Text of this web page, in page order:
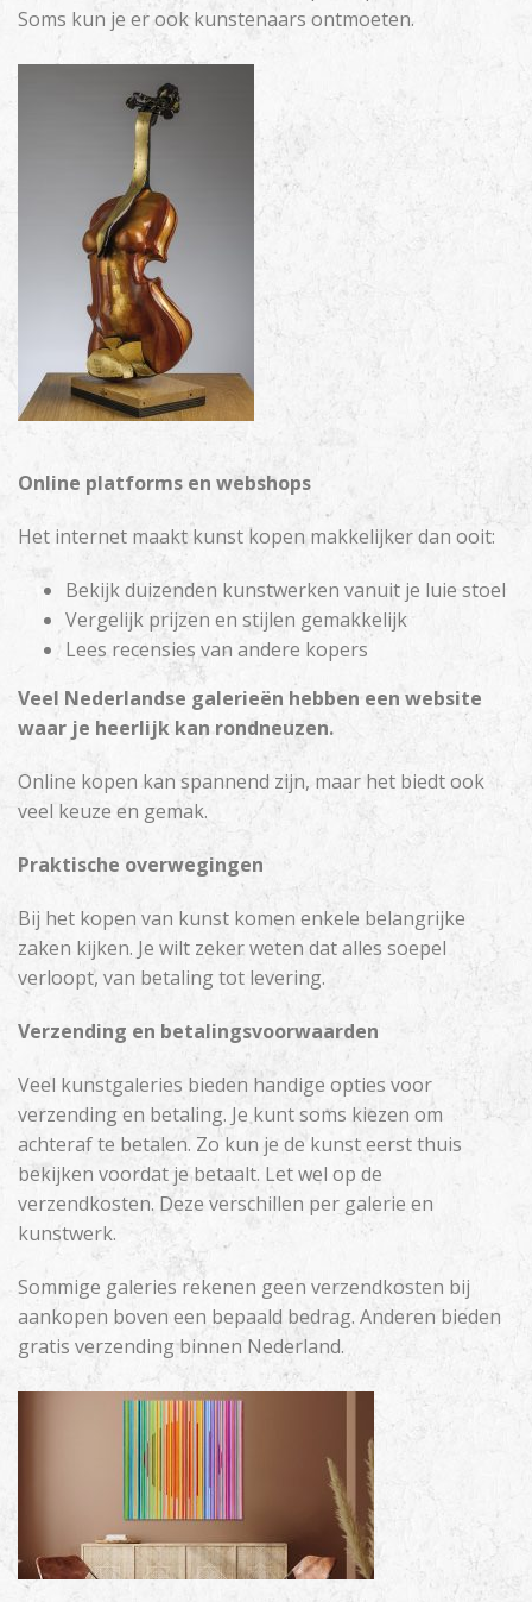
Soms kun je er ook kunstenaars ontmoeten.
Online platforms en webshops
Het internet maakt kunst kopen makkelijker dan ooit:
Bekijk duizenden kunstwerken vanuit je luie stoel
Vergelijk prijzen en stijlen gemakkelijk
Lees recensies van andere kopers
Veel Nederlandse galerieën hebben een website
waar je heerlijk kan rondneuzen.
Online kopen kan spannend zijn, maar het biedt ook
veel keuze en gemak.
Praktische overwegingen
Bij het kopen van kunst komen enkele belangrijke
zaken kijken. Je wilt zeker weten dat alles soepel
verloopt, van betaling tot levering.
Verzending en betalingsvoorwaarden
Veel kunstgaleries bieden handige opties voor
verzending en betaling. Je kunt soms kiezen om
achteraf te betalen. Zo kun je de kunst eerst thuis
bekijken voordat je betaalt. Let wel op de
verzendkosten. Deze verschillen per galerie en
kunstwerk.
Sommige galeries rekenen geen verzendkosten bij
aankopen boven een bepaald bedrag. Anderen bieden
gratis verzending binnen Nederland.